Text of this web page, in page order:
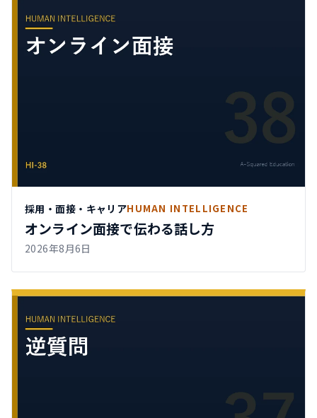
採用・面接・キャリアHUMAN INTELLIGENCE
オンライン面接で伝わる話し方
2026年8月6日